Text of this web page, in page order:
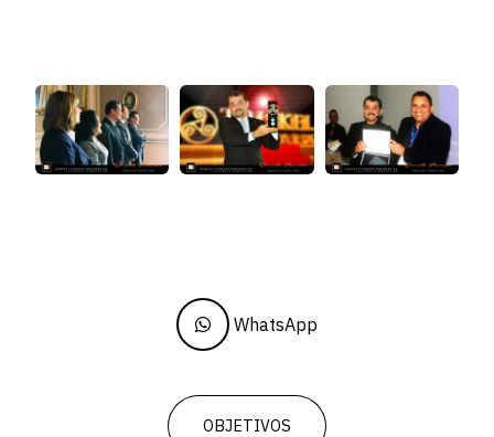
WhatsApp
OBJETIVOS